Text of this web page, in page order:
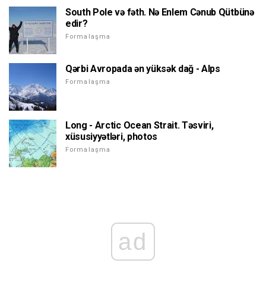
South Pole və fəth. Nə Enlem Cənub Qütbünə
edir?
Formalaşma
Qərbi Avropada ən yüksək dağ - Alps
Formalaşma
Long - Arctic Ocean Strait. Təsviri,
xüsusiyyətləri, photos
Formalaşma
ad